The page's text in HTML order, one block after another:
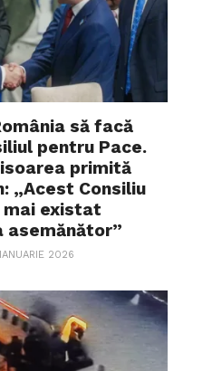
să facă
pentru Pace.
primită
„Acest Consiliu
mai existat
asemănător”
2026